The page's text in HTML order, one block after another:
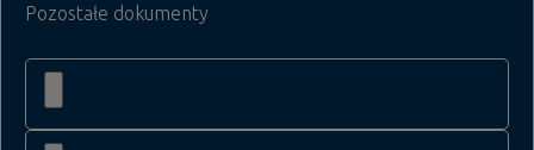
Pozostałe dokumenty